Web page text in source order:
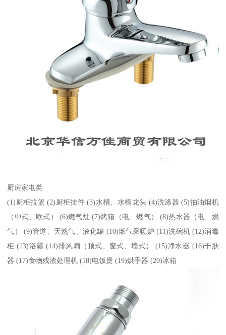
厨房家电类
(1)厨柜拉篮 (2)厨柜挂件 (3)水槽、水槽龙头 (4)洗涤器 (5)抽油烟机
（中式、欧式） (6)燃气灶 (7)烤箱（电、燃气） (8)热水器（电、燃
气） (9)管道、天然气、液化罐 (10)燃气采暖炉 (11)洗碗机 (12)消毒
柜 (13)浴霸 (14)排风扇（顶式、窗式、墙式） (15)净水器 (16)干肤
器 (17)食物残渣处理机 (18)电饭煲 (19)烘手器 (20)冰箱